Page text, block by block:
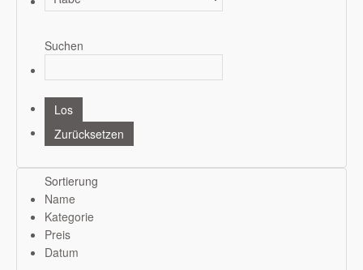
Suchen
Sortierung
Name
Kategorie
Preis
Datum